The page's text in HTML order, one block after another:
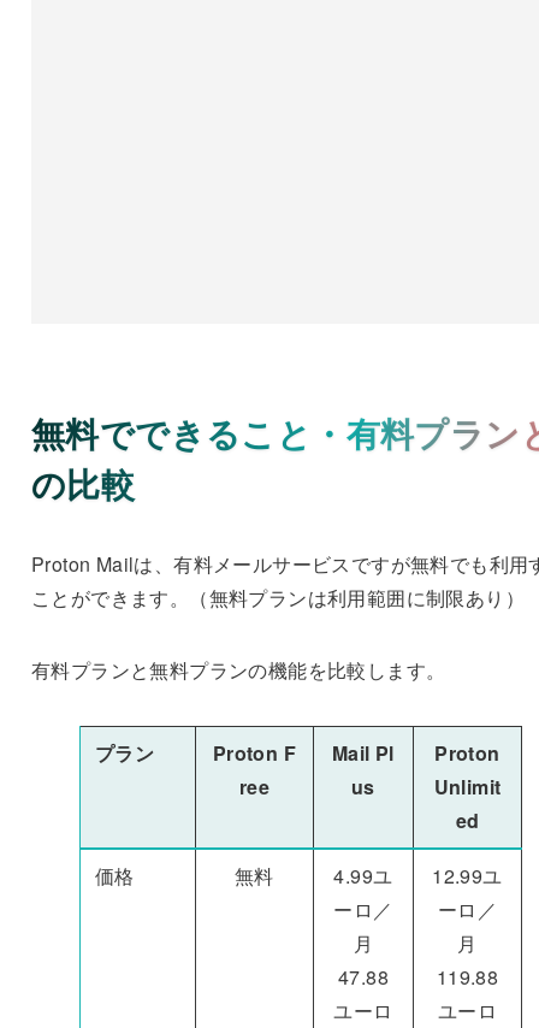
無料でできること・有料プラン
の比較
Proton Mailは、有料メールサービスですが無料でも利用
ことができます。（無料プランは利用範囲に制限あり）
有料プランと無料プランの機能を比較します。
プラン
Proton F
ree
Mail Pl
us
Proton
Unlimit
ed
価格
無料
4.99ユ
ーロ／
月
47.88
ユーロ
12.99ユ
ーロ／
月
119.88
ユーロ